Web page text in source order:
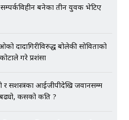
बनेका तीन युवक भेटिए
दादागिरीविरुद्ध बोलेकी सोविताको
गरे प्रशंसा
र सशस्त्रका आईजीपीदेखि जवानसम्म
कसको कति ?